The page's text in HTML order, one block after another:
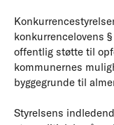
konkurrencelovens
offentlig støtte til
kommunernes
byggegrunde til
Styrelsens